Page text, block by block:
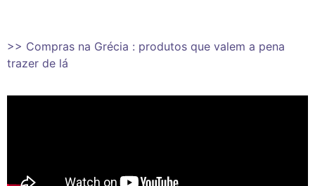
>> Compras na Grécia : produtos que valem a pena
trazer de lá